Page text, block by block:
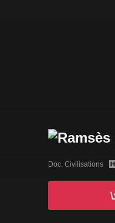
Doc. Civilisations